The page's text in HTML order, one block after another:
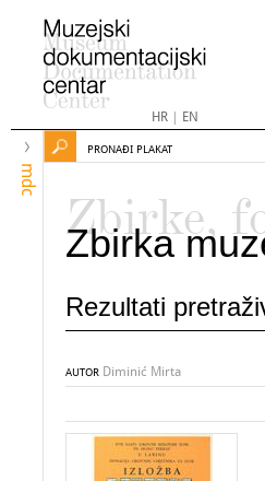
HR| EN
mdc
PRONAĐI PLAKAT
Zbirke,
Zbirka
Rezultati
AUTOR Diminić Mirta